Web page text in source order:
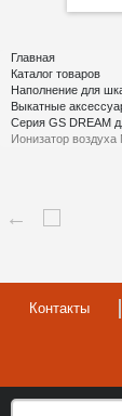
Главная
Каталог товаров
Наполнение для
Выкатные
Серия GS DREAM
Ионизатор
Контакты